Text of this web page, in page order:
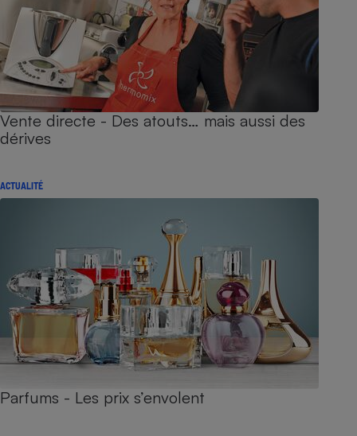
Vente directe - Des atouts… mais aussi des
dérives
ACTUALITÉ
Parfums - Les prix s’envolent